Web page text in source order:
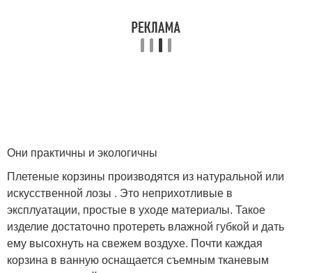
Они практичны и экологичны
Плетеные корзины производятся из натуральной или
искусственной лозы . Это неприхотливые в
эксплуатации, простые в уходе материалы. Такое
изделие достаточно протереть влажной губкой и дать
ему высохнуть на свежем воздухе. Почти каждая
корзина в ванную оснащается съемным тканевым